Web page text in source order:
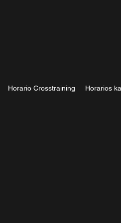
Horario Crosstraining Horarios